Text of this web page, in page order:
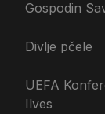
Gospodin
Divlje pčele
UEFA
Ilves